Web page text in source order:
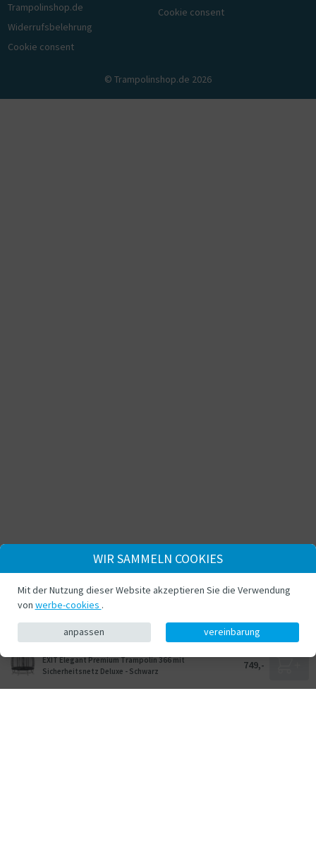
EXIT Elegant Premium Trampolin 366 mit
Sicherheitsnetz Deluxe - Schwarz
749,-
Trampolinshop.de
Widerrufsbelehrung
Cookie consent
Cookie consent
© Trampolinshop.de 2026
WIR SAMMELN COOKIES
Mit der Nutzung dieser Website akzeptieren Sie die Verwendung
von werbe-cookies .
anpassen vereinbarung